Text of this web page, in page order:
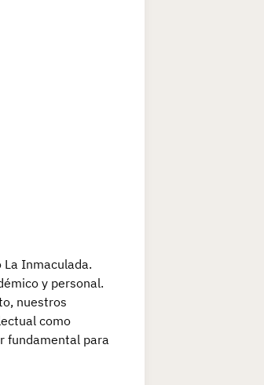
Inmaculada.
y personal.
nuestros
como
fundamental para